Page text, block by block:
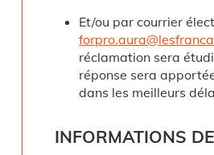
Et/ou par courrier
réclamation sera
réponse sera
dans les meilleurs
INFORMATIONS